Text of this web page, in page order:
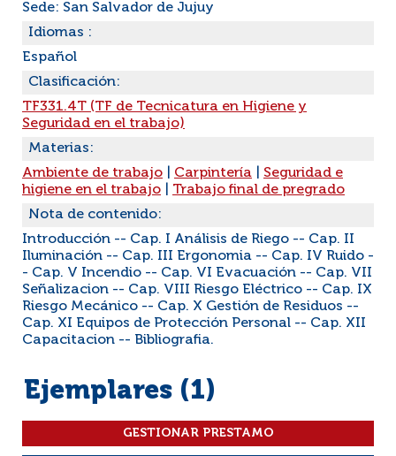
Sede: San Salvador de Jujuy
Idiomas :
Español
Clasificación:
TF331.4T (TF de Tecnicatura en Higiene y
Seguridad en el trabajo)
Materias:
Ambiente de trabajo
Carpintería
Seguridad e
higiene en el trabajo
Trabajo final de pregrado
Nota de contenido:
Introducción -- Cap. I Análisis de Riego -- Cap. II
Iluminación -- Cap. III Ergonomia -- Cap. IV Ruido -
- Cap. V Incendio -- Cap. VI Evacuación -- Cap. VII
Señalizacion -- Cap. VIII Riesgo Eléctrico -- Cap. IX
Riesgo Mecánico -- Cap. X Gestión de Residuos --
Cap. XI Equipos de Protección Personal -- Cap. XII
Capacitacion -- Bibliografia.
Ejemplares (1)